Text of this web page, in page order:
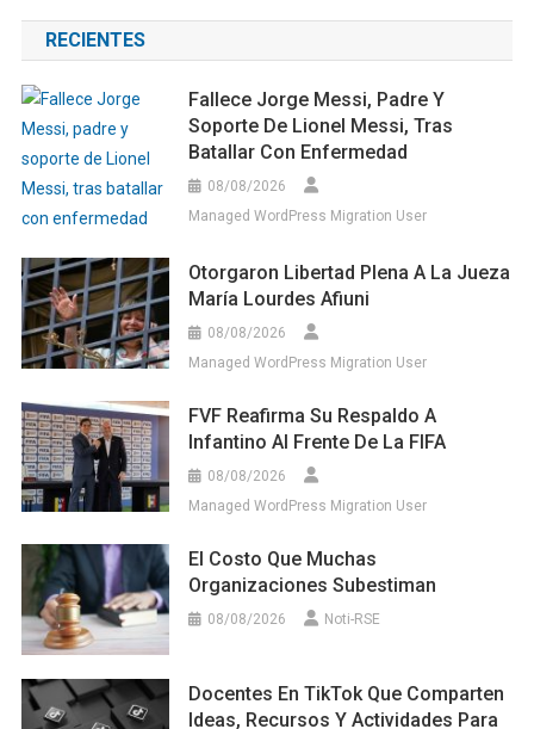
RECIENTES
Fallece Jorge Messi, Padre Y
Soporte De Lionel Messi, Tras
Batallar Con Enfermedad
08/08/2026
Managed WordPress Migration User
Otorgaron Libertad Plena A La Jueza
María Lourdes Afiuni
08/08/2026
Managed WordPress Migration User
FVF Reafirma Su Respaldo A
Infantino Al Frente De La FIFA
08/08/2026
Managed WordPress Migration User
El Costo Que Muchas
Organizaciones Subestiman
08/08/2026 Noti-RSE
Docentes En TikTok Que Comparten
Ideas, Recursos Y Actividades Para